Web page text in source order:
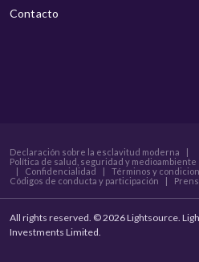
Contacto
Declaración sobre la esclavitud moderna
|
Política de salud, seguridad y medioambiente
|
Confidencialidad | Términos y
Códigos de conducta y participación
|
All rights reserved. © 2026 Lightsource.
Investments Limited.